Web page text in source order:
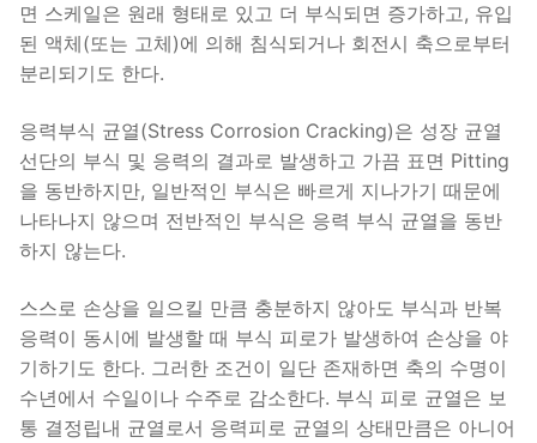
면 스케일은 원래 형태로 있고 더 부식되면 증가하고, 유입
된 액체(또는 고체)에 의해 침식되거나 회전시 축으로부터
분리되기도 한다.
응력부식 균열(Stress Corrosion Cracking)은 성장 균열
선단의 부식 및 응력의 결과로 발생하고 가끔 표면 Pitting
을 동반하지만, 일반적인 부식은 빠르게 지나가기 때문에
나타나지 않으며 전반적인 부식은 응력 부식 균열을 동반
하지 않는다.
스스로 손상을 일으킬 만큼 충분하지 않아도 부식과 반복
응력이 동시에 발생할 때 부식 피로가 발생하여 손상을 야
기하기도 한다. 그러한 조건이 일단 존재하면 축의 수명이
수년에서 수일이나 수주로 감소한다. 부식 피로 균열은 보
통 결정립내 균열로서 응력피로 균열의 상태만큼은 아니어